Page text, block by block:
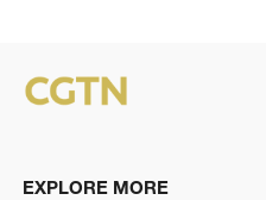
EXPLORE MORE